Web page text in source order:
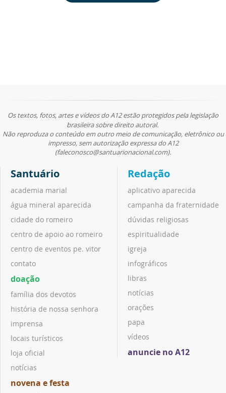
Os textos, fotos, artes e vídeos do A12 estão protegidos pela legislação
brasileira sobre direito autoral.
Não reproduza o conteúdo em outro meio de comunicação, eletrônico ou
impresso, sem autorização expressa do A12
(faleconosco@santuarionacional.com).
Santuário
academia marial
água mineral aparecida
cidade do romeiro
centro de apoio ao romeiro
centro de eventos pe. vitor
contato
doação
família dos devotos
história de nossa senhora
imprensa
locais turísticos
loja oficial
notícias
novena e festa
Redação
aplicativo aparecida
campanha da fraternidade
dúvidas religiosas
espiritualidade
igreja
infográficos
libras
notícias
orações
papa
vídeos
anuncie no A12